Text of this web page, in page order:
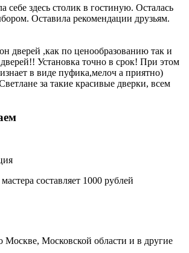
себе здесь столик в гостиную. Осталась
Оставила рекомендации друзьям.
дверей ,как по ценообразованию так и
Установка точно в срок! При этом
в виде пуфика,мелоч а приятно)
за такие красивые дверки, всем
составляет 1000 рублей
Москве, Московской области и в другие